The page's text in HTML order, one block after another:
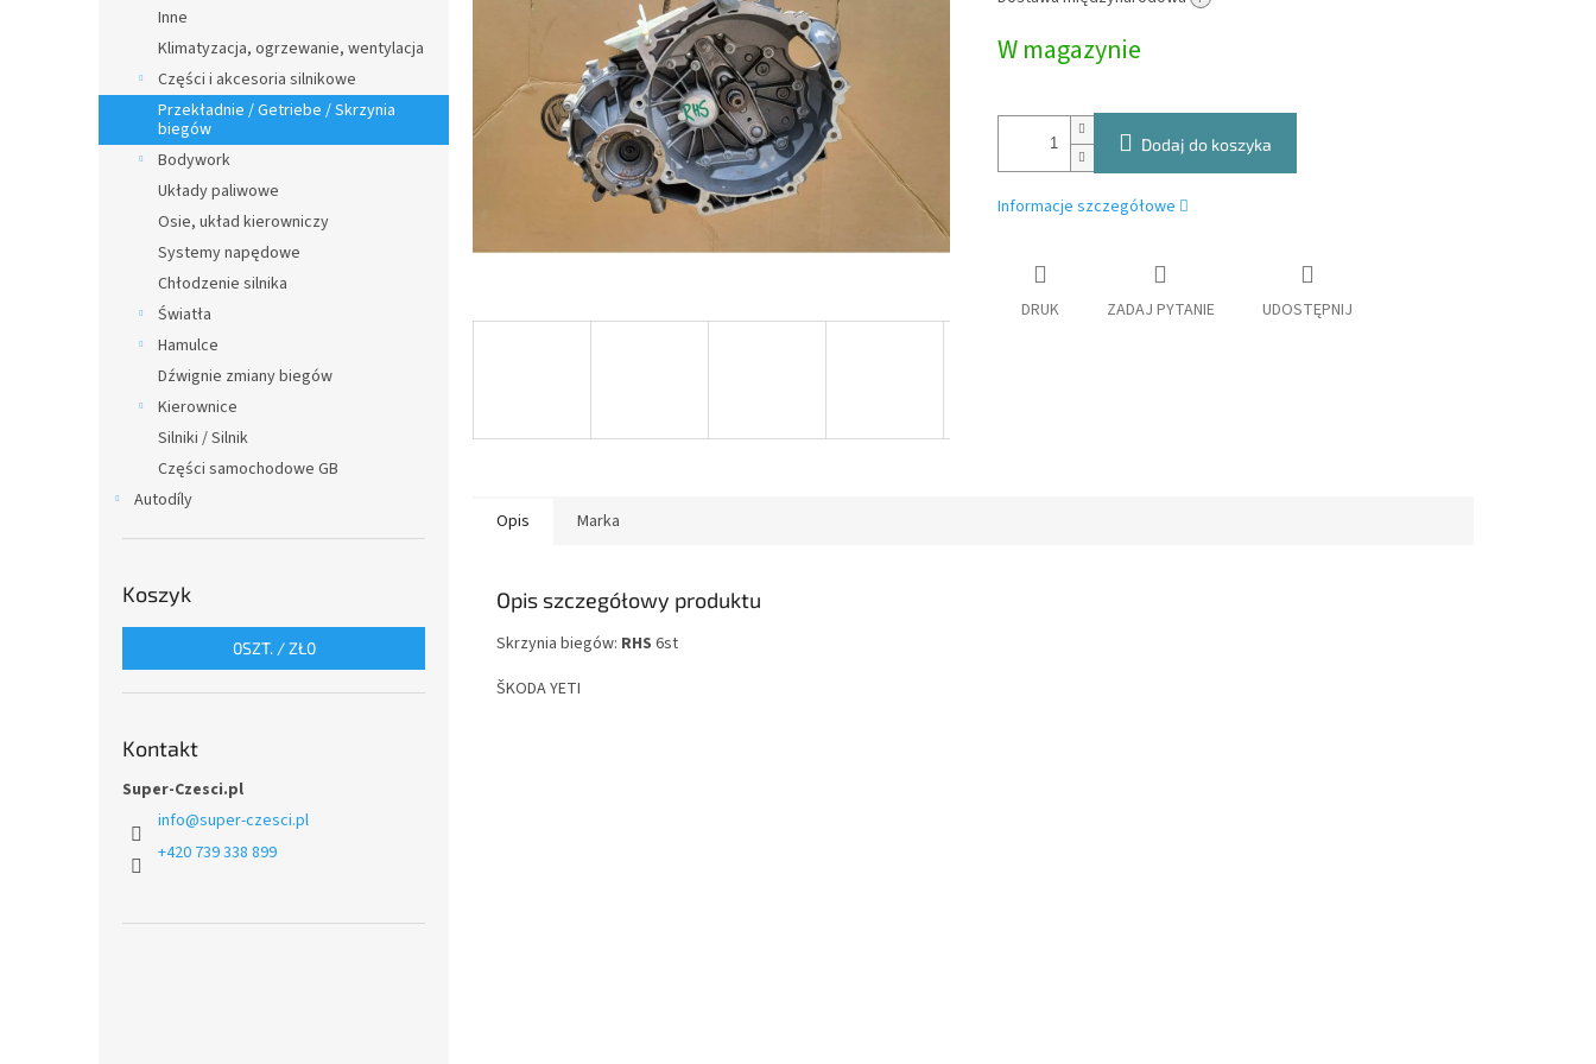
Inne
Klimatyzacja, ogrzewanie, wentylacja
Części i akcesoria silnikowe
Przekładnie / Getriebe / Skrzynia
biegów
Bodywork
Układy paliwowe
Osie, układ kierowniczy
Systemy napędowe
Chłodzenie silnika
Światła
Hamulce
Dźwignie zmiany biegów
Kierownice
Silniki / Silnik
Części samochodowe GB
Autodíly
Koszyk
0SZT. /ZŁ0
Kontakt
Super-Czesci.pl
info@super-czesci.pl
+420 739 338 899
W magazynie
Dodaj do koszyka
Informacje szczegółowe
DRUK ZADAJ PYTANIE UDOSTĘPNIJ
Opis Marka
Opis szczegółowy produktu
Skrzynia biegów: RHS 6st
ŠKODA YETI